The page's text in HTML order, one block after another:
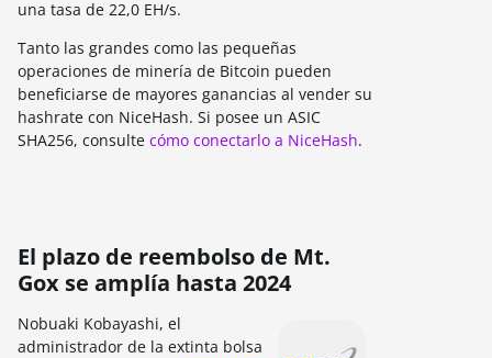
una tasa de 22,0 EH/s.
Tanto las grandes como las pequeñas
operaciones de minería de Bitcoin pueden
beneficiarse de mayores ganancias al vender su
hashrate con NiceHash. Si posee un ASIC
SHA256, consulte cómo conectarlo a NiceHash.
El plazo de reembolso de Mt.
Gox se amplía hasta 2024
Nobuaki Kobayashi, el
administrador de la extinta bolsa